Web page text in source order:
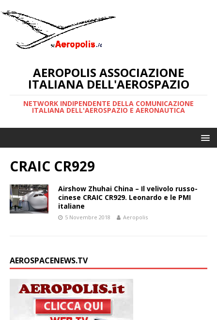
AEROPOLIS ASSOCIAZIONE
ITALIANA DELL'AEROSPAZIO
NETWORK INDIPENDENTE DELLA COMUNICAZIONE
ITALIANA DELL'AEROSPAZIO E AERONAUTICA
CRAIC CR929
Airshow Zhuhai China – Il velivolo russo-
cinese CRAIC CR929. Leonardo e le PMI
italiane
5 Novembre 2018 Aeropolis
AEROSPACENEWS.TV